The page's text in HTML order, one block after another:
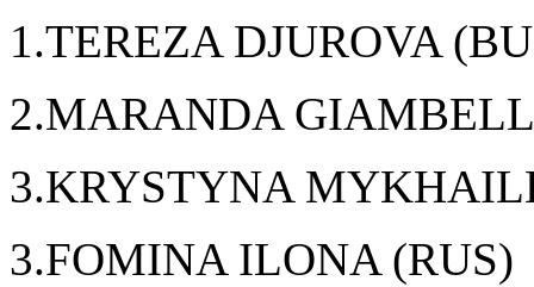
1.TEREZA DJUROVA
2.MARANDA
3.KRYSTYNA
3.FOMINA ILONA (RUS)